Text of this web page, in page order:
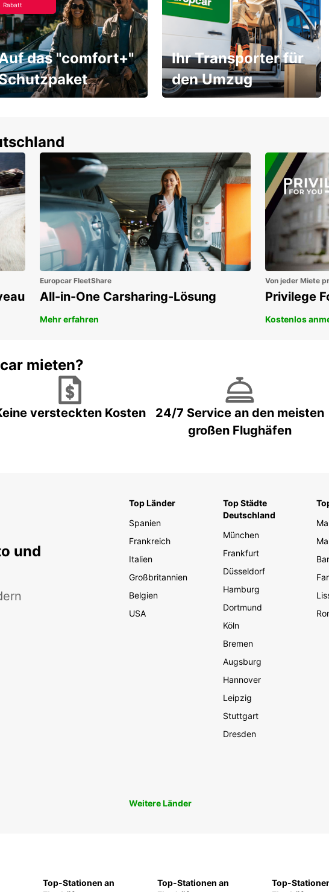
Rabatt
das "comfort+"
buchen!
Ihr Transporter für
den Umzug
Europcar FleetShare
All-in-One Carsharing-Lösung
Mehr erfahren
Von jeder Miete
Privilege
Kostenlos
mieten?
versteckten Kosten
24/7 Service an den meisten
großen Flughäfen
und
Top Länder
Spanien
Frankreich
Italien
Großbritannien
Belgien
USA
Top Städte
Deutschland
München
Frankfurt
Düsseldorf
Hamburg
Dortmund
Köln
Bremen
Augsburg
Hannover
Leipzig
Stuttgart
Dresden
Weitere Länder
Top-Stationen an
Top-Stationen an
Top-